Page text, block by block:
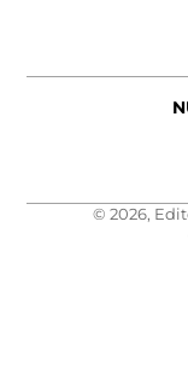
© 2026,